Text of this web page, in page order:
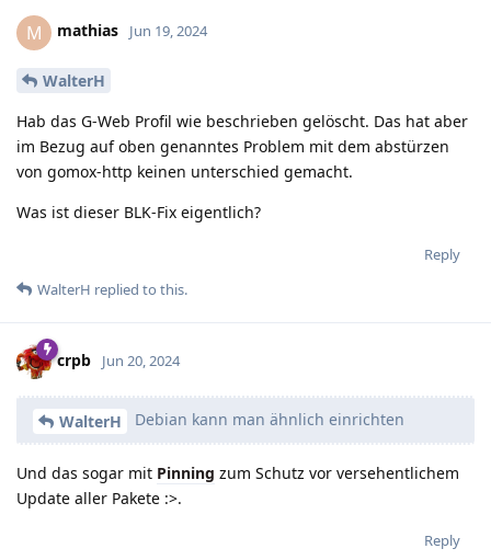
M mathias Jun 19, 2024
WalterH
Hab das G-Web Profil wie beschrieben gelöscht. Das hat aber
im Bezug auf oben genanntes Problem mit dem abstürzen
von gomox-http keinen unterschied gemacht.
Was ist dieser BLK-Fix eigentlich?
Reply
WalterH replied to this.
crpb Jun 20, 2024
WalterH Debian kann man ähnlich einrichten
Und das sogar mit Pinning zum Schutz vor versehentlichem
Update aller Pakete :>.
Reply